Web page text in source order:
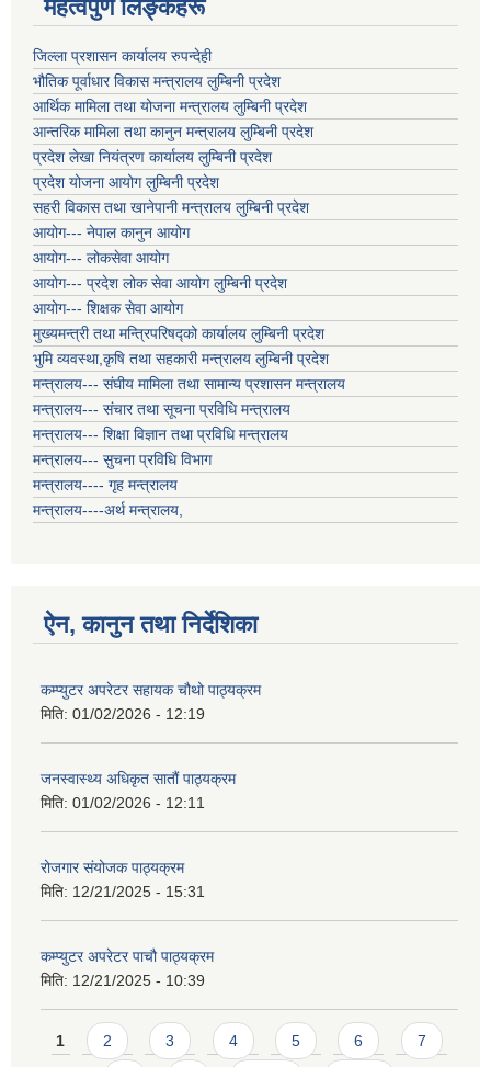
महत्वपुर्ण लिङ्कहरू
जिल्ला प्रशासन कार्यालय रुपन्देही
भौतिक पूर्वाधार विकास मन्त्रालय लुम्बिनी प्रदेश
आर्थिक मामिला तथा योजना मन्त्रालय लुम्बिनी प्रदेश
आन्तरिक मामिला तथा कानुन मन्त्रालय लुम्बिनी प्रदेश
प्रदेश लेखा नियंत्रण कार्यालय लुम्बिनी प्रदेश
प्रदेश योजना आयोग लुम्बिनी प्रदेश
सहरी विकास तथा खानेपानी मन्त्रालय लुम्बिनी प्रदेश
आयोग--- नेपाल कानुन आयोग
आयोग--- लोकसेवा आयोग
आयोग--- प्रदेश लोक सेवा आयोग लुम्बिनी प्रदेश
आयोग--- शिक्षक सेवा आयोग
मुख्यमन्त्री तथा मन्त्रिपरिषद्को कार्यालय लुम्बिनी प्रदेश
भुमि व्यवस्था,कृषि तथा सहकारी मन्त्रालय लुम्बिनी प्रदेश
मन्त्रालय--- संघीय मामिला तथा सामान्य प्रशासन मन्त्रालय
मन्त्रालय--- संचार तथा सूचना प्रविधि मन्त्रालय
मन्त्रालय--- शिक्षा विज्ञान तथा प्रविधि मन्त्रालय
मन्त्रालय--- सुचना प्रविधि विभाग
मन्त्रालय---- गृह मन्त्रालय
मन्त्रालय----अर्थ मन्त्रालय,
ऐन, कानुन तथा निर्देशिका
कम्प्युटर अपरेटर सहायक चौथो पाठ्यक्रम
मिति: 01/02/2026 - 12:19
जनस्वास्थ्य अधिकृत सातौं पाठ्यक्रम
मिति: 01/02/2026 - 12:11
रोजगार संयोजक पाठ्यक्रम
मिति: 12/21/2025 - 15:31
कम्प्युटर अपरेटर पाचौ पाठ्यक्रम
मिति: 12/21/2025 - 10:39
Pages
1 2 3 4 5 6 7